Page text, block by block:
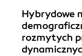
Hybrydowe
rozmytych